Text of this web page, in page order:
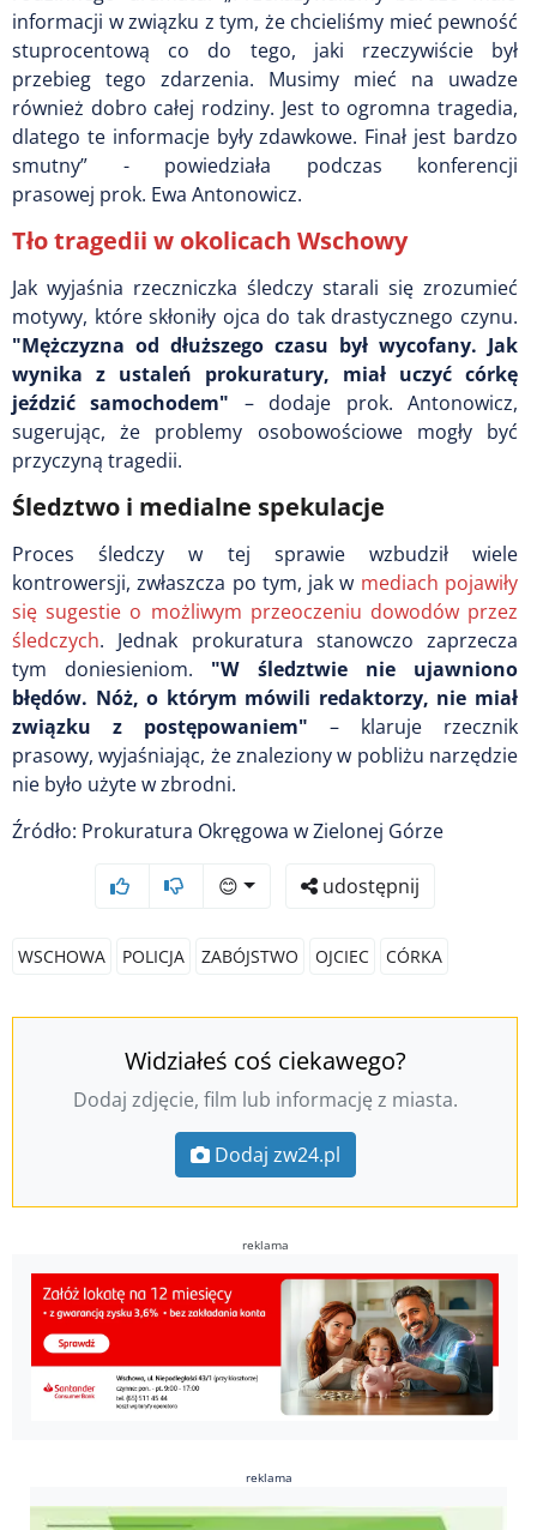
informacji w związku z tym, że chcieliśmy mieć pewność
stuprocentową co do tego, jaki rzeczywiście był
przebieg tego zdarzenia. Musimy mieć na uwadze
również dobro całej rodziny. Jest to ogromna tragedia,
dlatego te informacje były zdawkowe. Finał jest bardzo
smutny” - powiedziała podczas konferencji
prasowej prok. Ewa Antonowicz.
Tło tragedii w okolicach Wschowy
Jak wyjaśnia rzeczniczka śledczy starali się zrozumieć
motywy, które skłoniły ojca do tak drastycznego czynu.
"Mężczyzna od dłuższego czasu był wycofany. Jak
wynika z ustaleń prokuratury, miał uczyć córkę
jeździć samochodem" – dodaje prok. Antonowicz,
sugerując, że problemy osobowościowe mogły być
przyczyną tragedii.
Śledztwo i medialne spekulacje
Proces śledczy w tej sprawie wzbudził wiele
kontrowersji, zwłaszcza po tym, jak w mediach pojawiły
się sugestie o możliwym przeoczeniu dowodów przez
śledczych. Jednak prokuratura stanowczo zaprzecza
tym doniesieniom. "W śledztwie nie ujawniono
błędów. Nóż, o którym mówili redaktorzy, nie miał
związku z postępowaniem" – klaruje rzecznik
prasowy, wyjaśniając, że znaleziony w pobliżu narzędzie
nie było użyte w zbrodni.
Źródło: Prokuratura Okręgowa w Zielonej Górze
😊 udostępnij
WSCHOWA POLICJA ZABÓJSTWO OJCIEC CÓRKA
Widziałeś coś ciekawego?
Dodaj zdjęcie, film lub informację z miasta.
Dodaj zw24.pl
reklama
reklama